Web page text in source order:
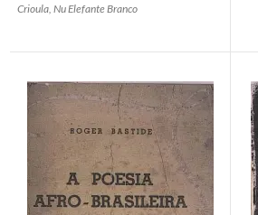
Crioula, Nu Elefante Branco